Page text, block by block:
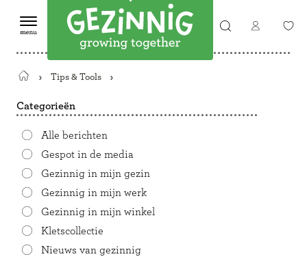
Terug
de
Tips & Tools
Categorieën
Alle berichten
Gespot in de media
Gezinnig in mijn gezin
Gezinnig in mijn werk
Gezinnig in mijn winkel
Kletscollectie
Nieuws van gezinnig